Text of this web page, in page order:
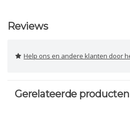
Reviews
Help ons en andere klanten door het
Gerelateerde producten